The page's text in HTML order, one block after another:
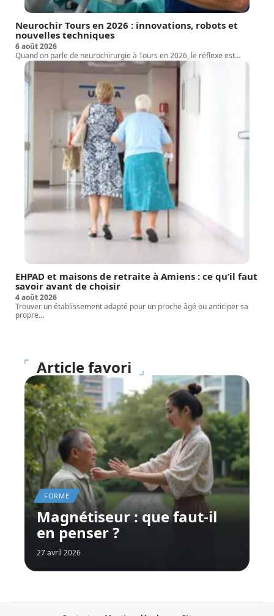
Neurochir Tours en 2026 : innovations, robots et
nouvelles techniques
6 août 2026
Quand on parle de neurochirurgie à Tours en 2026, le réflexe est…
EHPAD et maisons de retraite à Amiens : ce qu’il faut
savoir avant de choisir
4 août 2026
Trouver un établissement adapté pour un proche âgé ou anticiper sa
propre…
Article favori
FORME
Magnétiseur : que faut-il
en penser ?
27 avril 2026